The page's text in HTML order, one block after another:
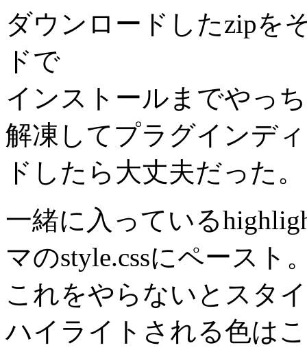
ダウンロードしたzipを
ドで
インストールまでやっ
解凍してプラグインデ
ドしたら大丈夫だった。
一緒に入っている
マのstyle.cssにペースト
これをやらないとスタ
ハイライトされる色は